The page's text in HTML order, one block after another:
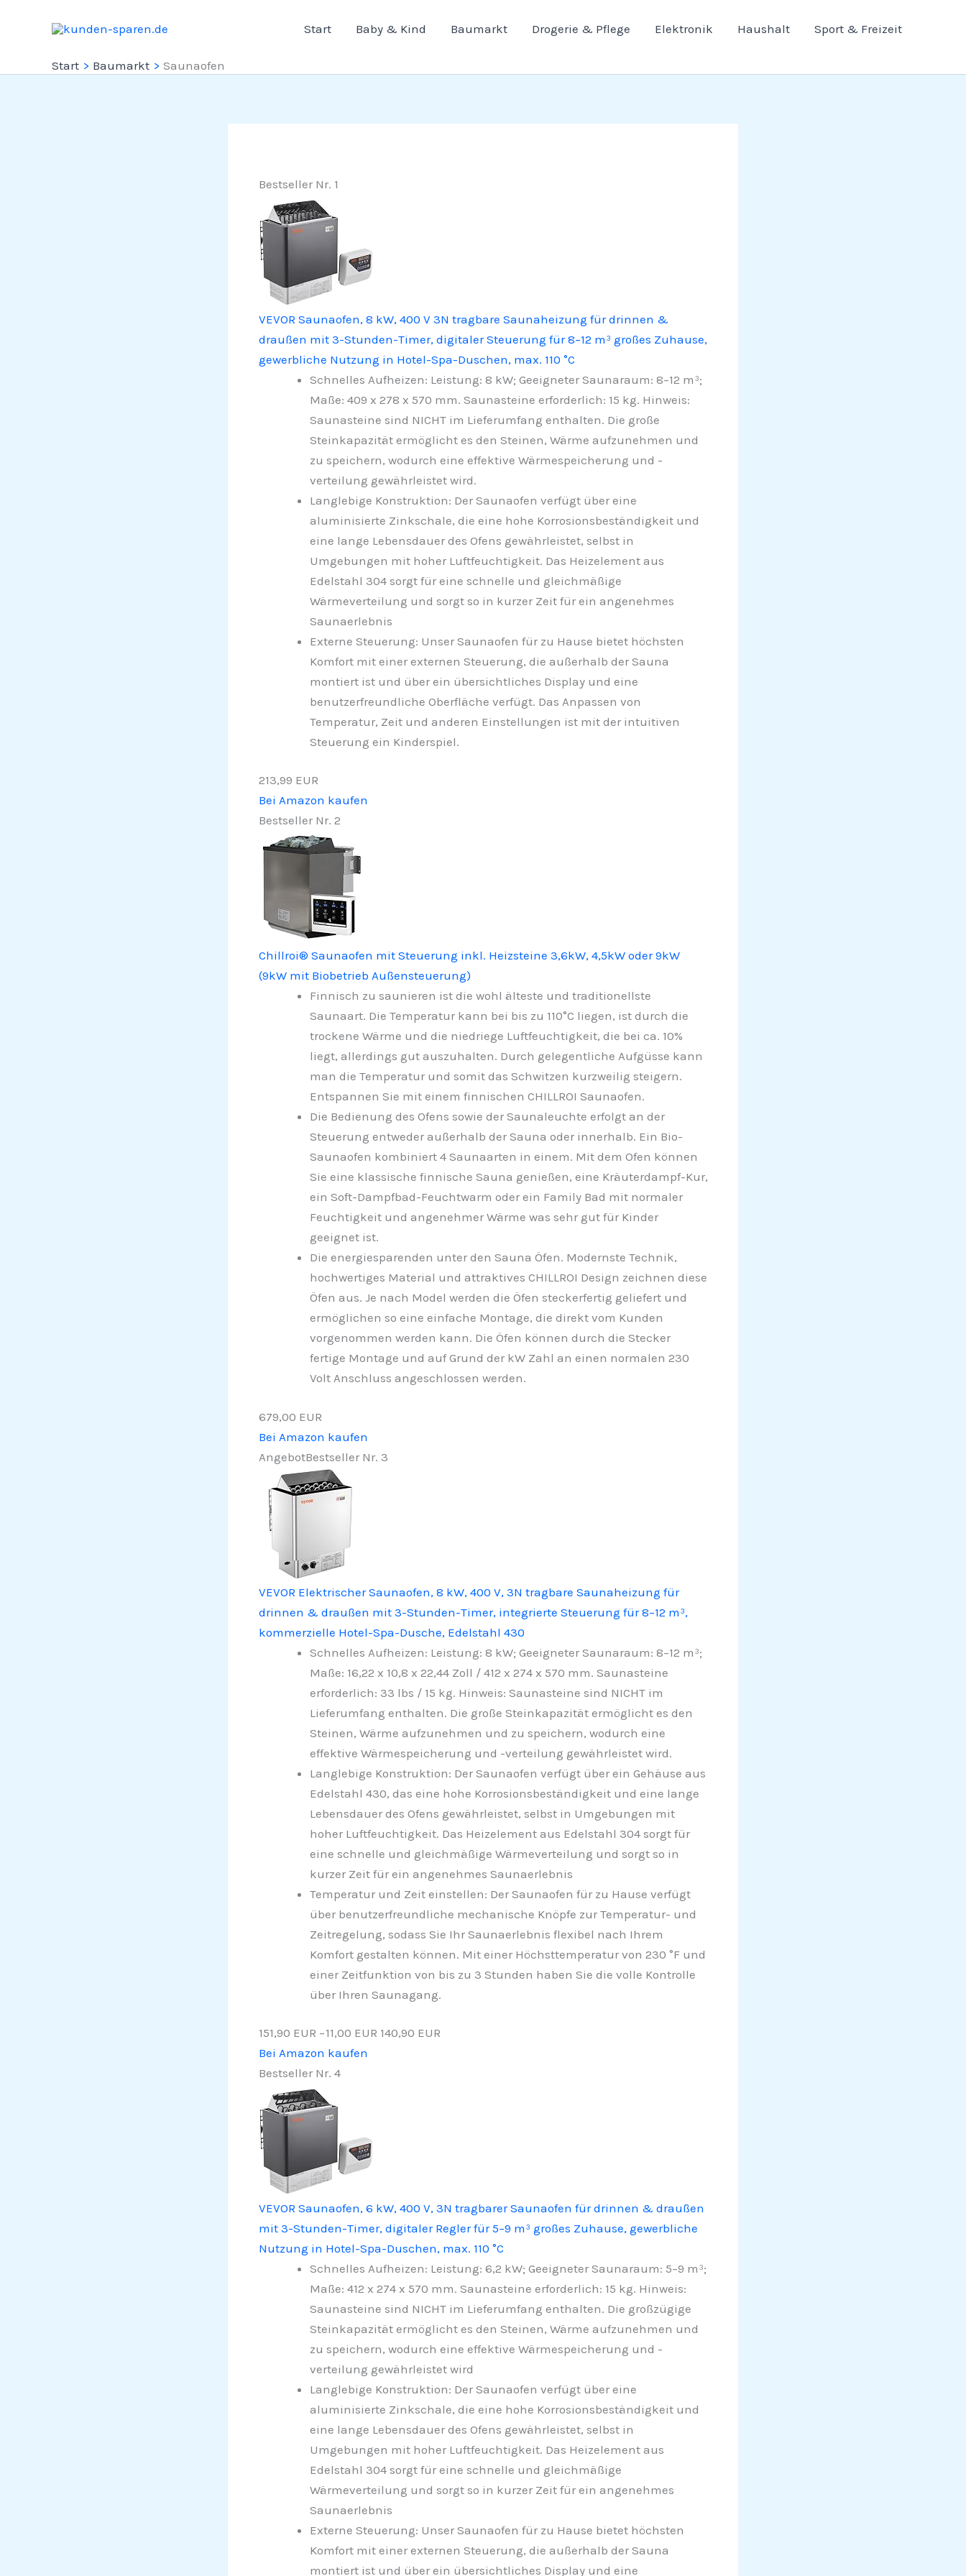
Start Baby & Kind Baumarkt Drogerie & Pflege Elektronik Haushalt Sport & Freizeit
Start Baumarkt Saunaofen
Bestseller Nr. 1
VEVOR Saunaofen, 8 kW, 400 V 3N tragbare Saunaheizung für drinnen &
draußen mit 3-Stunden-Timer, digitaler Steuerung für 8–12 m³ großes Zuhause,
gewerbliche Nutzung in Hotel-Spa-Duschen, max. 110 °C
Schnelles Aufheizen: Leistung: 8 kW; Geeigneter Saunaraum: 8–12 m³;
Maße: 409 x 278 x 570 mm. Saunasteine erforderlich: 15 kg. Hinweis:
Saunasteine sind NICHT im Lieferumfang enthalten. Die große
Steinkapazität ermöglicht es den Steinen, Wärme aufzunehmen und
zu speichern, wodurch eine effektive Wärmespeicherung und -
verteilung gewährleistet wird.
Langlebige Konstruktion: Der Saunaofen verfügt über eine
aluminisierte Zinkschale, die eine hohe Korrosionsbeständigkeit und
eine lange Lebensdauer des Ofens gewährleistet, selbst in
Umgebungen mit hoher Luftfeuchtigkeit. Das Heizelement aus
Edelstahl 304 sorgt für eine schnelle und gleichmäßige
Wärmeverteilung und sorgt so in kurzer Zeit für ein angenehmes
Saunaerlebnis
Externe Steuerung: Unser Saunaofen für zu Hause bietet höchsten
Komfort mit einer externen Steuerung, die außerhalb der Sauna
montiert ist und über ein übersichtliches Display und eine
benutzerfreundliche Oberfläche verfügt. Das Anpassen von
Temperatur, Zeit und anderen Einstellungen ist mit der intuitiven
Steuerung ein Kinderspiel.
213,99 EUR
Bei Amazon kaufen
Bestseller Nr. 2
Chillroi® Saunaofen mit Steuerung inkl. Heizsteine 3,6kW, 4,5kW oder 9kW
(9kW mit Biobetrieb Außensteuerung)
Finnisch zu saunieren ist die wohl älteste und traditionellste
Saunaart. Die Temperatur kann bei bis zu 110°C liegen, ist durch die
trockene Wärme und die niedriege Luftfeuchtigkeit, die bei ca. 10%
liegt, allerdings gut auszuhalten. Durch gelegentliche Aufgüsse kann
man die Temperatur und somit das Schwitzen kurzweilig steigern.
Entspannen Sie mit einem finnischen CHILLROI Saunaofen.
Die Bedienung des Ofens sowie der Saunaleuchte erfolgt an der
Steuerung entweder außerhalb der Sauna oder innerhalb. Ein Bio-
Saunaofen kombiniert 4 Saunaarten in einem. Mit dem Ofen können
Sie eine klassische finnische Sauna genießen, eine Kräuterdampf-Kur,
ein Soft-Dampfbad-Feuchtwarm oder ein Family Bad mit normaler
Feuchtigkeit und angenehmer Wärme was sehr gut für Kinder
geeignet ist.
Die energiesparenden unter den Sauna Öfen. Modernste Technik,
hochwertiges Material und attraktives CHILLROI Design zeichnen diese
Öfen aus. Je nach Model werden die Öfen steckerfertig geliefert und
ermöglichen so eine einfache Montage, die direkt vom Kunden
vorgenommen werden kann. Die Öfen können durch die Stecker
fertige Montage und auf Grund der kW Zahl an einen normalen 230
Volt Anschluss angeschlossen werden.
679,00 EUR
Bei Amazon kaufen
AngebotBestseller Nr. 3
VEVOR Elektrischer Saunaofen, 8 kW, 400 V, 3N tragbare Saunaheizung für
drinnen & draußen mit 3-Stunden-Timer, integrierte Steuerung für 8–12 m³,
kommerzielle Hotel-Spa-Dusche, Edelstahl 430
Schnelles Aufheizen: Leistung: 8 kW; Geeigneter Saunaraum: 8–12 m³;
Maße: 16,22 x 10,8 x 22,44 Zoll / 412 x 274 x 570 mm. Saunasteine
erforderlich: 33 lbs / 15 kg. Hinweis: Saunasteine sind NICHT im
Lieferumfang enthalten. Die große Steinkapazität ermöglicht es den
Steinen, Wärme aufzunehmen und zu speichern, wodurch eine
effektive Wärmespeicherung und -verteilung gewährleistet wird.
Langlebige Konstruktion: Der Saunaofen verfügt über ein Gehäuse aus
Edelstahl 430, das eine hohe Korrosionsbeständigkeit und eine lange
Lebensdauer des Ofens gewährleistet, selbst in Umgebungen mit
hoher Luftfeuchtigkeit. Das Heizelement aus Edelstahl 304 sorgt für
eine schnelle und gleichmäßige Wärmeverteilung und sorgt so in
kurzer Zeit für ein angenehmes Saunaerlebnis
Temperatur und Zeit einstellen: Der Saunaofen für zu Hause verfügt
über benutzerfreundliche mechanische Knöpfe zur Temperatur- und
Zeitregelung, sodass Sie Ihr Saunaerlebnis flexibel nach Ihrem
Komfort gestalten können. Mit einer Höchsttemperatur von 230 °F und
einer Zeitfunktion von bis zu 3 Stunden haben Sie die volle Kontrolle
über Ihren Saunagang.
151,90 EUR −11,00 EUR 140,90 EUR
Bei Amazon kaufen
Bestseller Nr. 4
VEVOR Saunaofen, 6 kW, 400 V, 3N tragbarer Saunaofen für drinnen & draußen
mit 3-Stunden-Timer, digitaler Regler für 5–9 m³ großes Zuhause, gewerbliche
Nutzung in Hotel-Spa-Duschen, max. 110 °C
Schnelles Aufheizen: Leistung: 6,2 kW; Geeigneter Saunaraum: 5–9 m³;
Maße: 412 x 274 x 570 mm. Saunasteine erforderlich: 15 kg. Hinweis:
Saunasteine sind NICHT im Lieferumfang enthalten. Die großzügige
Steinkapazität ermöglicht es den Steinen, Wärme aufzunehmen und
zu speichern, wodurch eine effektive Wärmespeicherung und -
verteilung gewährleistet wird
Langlebige Konstruktion: Der Saunaofen verfügt über eine
aluminisierte Zinkschale, die eine hohe Korrosionsbeständigkeit und
eine lange Lebensdauer des Ofens gewährleistet, selbst in
Umgebungen mit hoher Luftfeuchtigkeit. Das Heizelement aus
Edelstahl 304 sorgt für eine schnelle und gleichmäßige
Wärmeverteilung und sorgt so in kurzer Zeit für ein angenehmes
Saunaerlebnis
Externe Steuerung: Unser Saunaofen für zu Hause bietet höchsten
Komfort mit einer externen Steuerung, die außerhalb der Sauna
montiert ist und über ein übersichtliches Display und eine